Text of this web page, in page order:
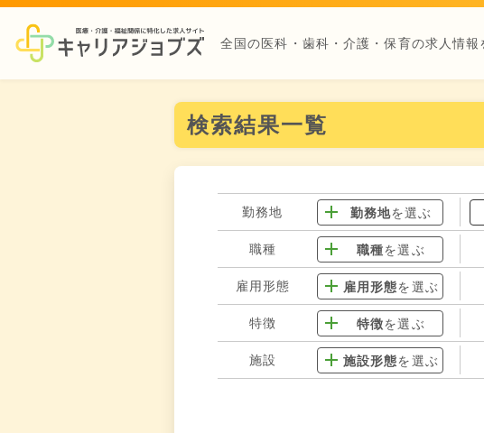
全国の医科・歯科・介護・保育の求人情報
検索結果一覧
勤務地 勤務地を選ぶ
職種 職種を選ぶ
雇用形態 雇用形態を選ぶ
特徴 特徴を選ぶ
施設 施設形態を選ぶ